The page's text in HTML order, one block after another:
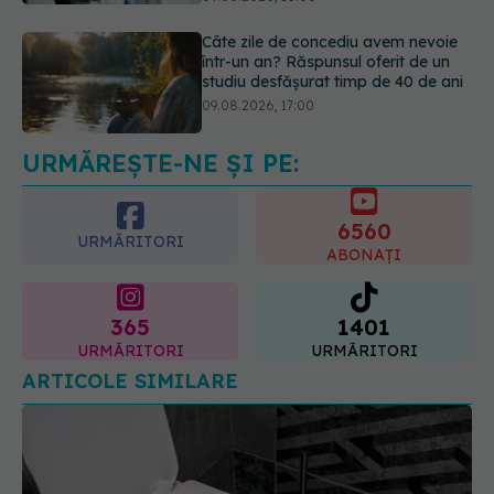
Reclamele din platformele medicale
AI pot influența prescrierea
medicamentelor
URMĂREȘTE-NE ȘI PE:
URMĂRITORI 6560
ABONAȚI
365
URMĂRITORI
1401
URMĂRITORI
ARTICOLE SIMILARE